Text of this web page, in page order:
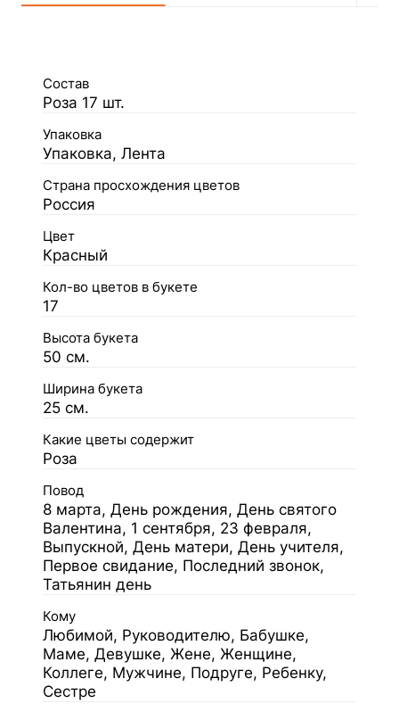
Состав
Роза 17 шт.
Упаковка
Упаковка, Лента
Страна просхождения цветов
Россия
Цвет
Красный
Кол-во цветов в букете
17
Высота букета
50 см.
Ширина букета
25 см.
Какие цветы содержит
Роза
Повод
8 марта, День рождения, День святого
Валентина, 1 сентября, 23 февраля,
Выпускной, День матери, День учителя,
Первое свидание, Последний звонок,
Татьянин день
Кому
Любимой, Руководителю, Бабушке,
Маме, Девушке, Жене, Женщине,
Коллеге, Мужчине, Подруге, Ребенку,
Сестре